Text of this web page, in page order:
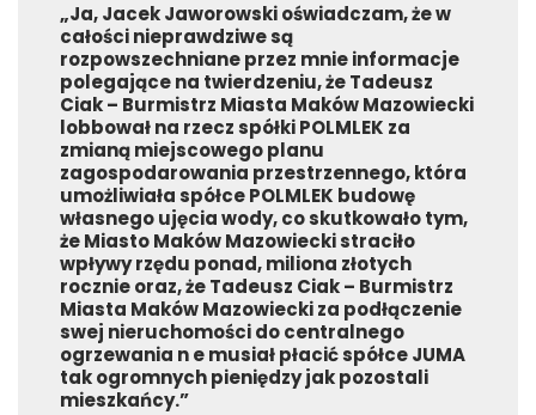
„Ja, Jacek Jaworowski oświadczam, że w
całości nieprawdziwe są
rozpowszechniane przez mnie informacje
polegające na twierdzeniu, że Tadeusz
Ciak – Burmistrz Miasta Maków Mazowiecki
lobbował na rzecz spółki POLMLEK za
zmianą miejscowego planu
zagospodarowania przestrzennego, która
umożliwiała spółce POLMLEK budowę
własnego ujęcia wody, co skutkowało tym,
że Miasto Maków Mazowiecki straciło
wpływy rzędu ponad, miliona złotych
rocznie oraz, że Tadeusz Ciak – Burmistrz
Miasta Maków Mazowiecki za podłączenie
swej nieruchomości do centralnego
ogrzewania n e musiał płacić spółce JUMA
tak ogromnych pieniędzy jak pozostali
mieszkańcy.”